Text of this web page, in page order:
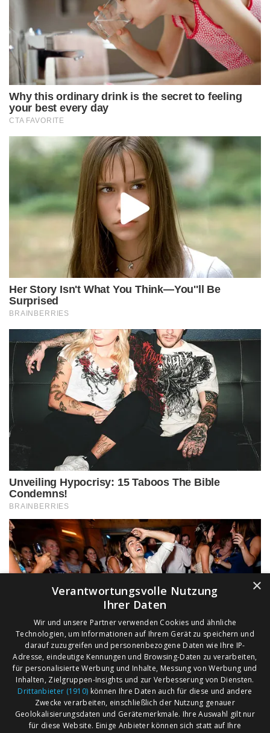
×
Verantwortungsvolle Nutzung
Ihrer Daten
Wir und unsere Partner verwenden Cookies und ähnliche
Technologien, um Informationen auf Ihrem Gerät zu speichern und
darauf zuzugreifen und personenbezogene Daten wie Ihre IP-
Adresse, eindeutige Kennungen und Browsing-Daten zu verarbeiten,
für personalisierte Werbung und Inhalte, Messung von Werbung und
Inhalten, Zielgruppen-Insights und zur Verbesserung von Diensten.
Drittanbieter (1910) können Ihre Daten auch für diese und andere
Zwecke verarbeiten, einschließlich der Nutzung genauer
Geolokalisierungsdaten und Gerätemerkmale. Ihre Auswahl gilt nur
für diese Website. Einige Anbieter können sich statt auf Ihre